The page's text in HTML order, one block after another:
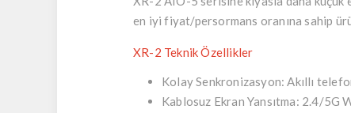
en iyi fiyat/persormans oranına sahip
XR-2 Teknik Özellikler
Kolay Senkronizasyon: Akıllı
Kablosuz Ekran Yansıtma: 2.4/5G